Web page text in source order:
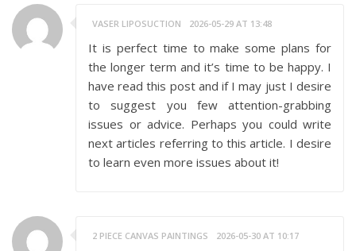
VASER LIPOSUCTION 2026-05-29 AT 13:48
It is perfect time to make some plans for
the longer term and it’s time to be happy. I
have read this post and if I may just I desire
to suggest you few attention-grabbing
issues or advice. Perhaps you could write
next articles referring to this article. I desire
to learn even more issues about it!
2 PIECE CANVAS PAINTINGS 2026-05-30 AT 10:17